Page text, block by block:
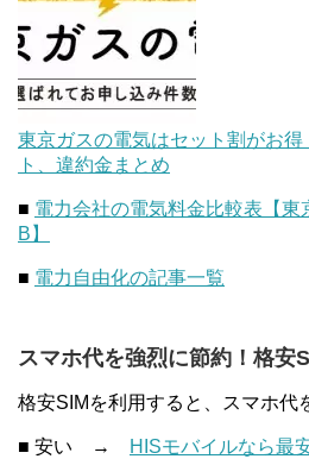
東京ガスの電気はセット割がお
ト、違約金まとめ
■ 電力会社の電気料金比較表【
B】
■ 電力自由化の記事一覧
スマホ代を強烈に節約！格安
格安SIMを利用すると、スマホ代
■ 安い →
HISモバイルなら最